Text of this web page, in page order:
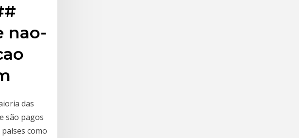
nao-
das
são pagos
como